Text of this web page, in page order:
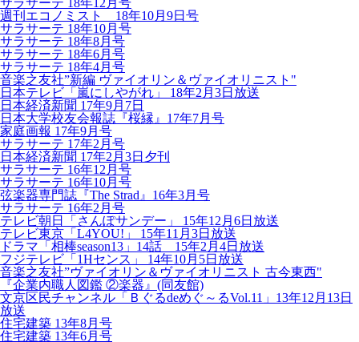
サラサーテ 18年12月号
週刊エコノミスト 18年10月9日号
サラサーテ 18年10月号
サラサーテ 18年8月号
サラサーテ 18年6月号
サラサーテ 18年4月号
音楽之友社”新編 ヴァイオリン＆ヴァイオリニスト"
日本テレビ「嵐にしやがれ」 18年2月3日放送
日本経済新聞 17年9月7日
日本大学校友会報誌『桜縁』17年7月号
家庭画報 17年9月号
サラサーテ 17年2月号
日本経済新聞 17年2月3日夕刊
サラサーテ 16年12月号
サラサーテ 16年10月号
弦楽器専門誌『The Strad』16年3月号
サラサーテ 16年2月号
テレビ朝日「さんぽサンデー」 15年12月6日放送
テレビ東京「L4YOU!」 15年11月3日放送
ドラマ「相棒season13」14話 15年2月4日放送
フジテレビ「1Hセンス」 14年10月5日放送
音楽之友社”ヴァイオリン＆ヴァイオリニスト 古今東西"
『企業内職人図鑑 ②楽器』(同友館)
文京区民チャンネル「Ｂぐるdeめぐ～るVol.11」13年12月13日
放送
住宅建築 13年8月号
住宅建築 13年6月号